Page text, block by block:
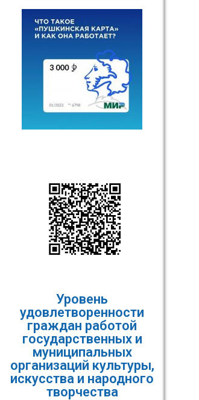
Уровень
удовлетворенности
граждан работой
государственных и
муниципальных
организаций культуры,
искусства и народного
творчества